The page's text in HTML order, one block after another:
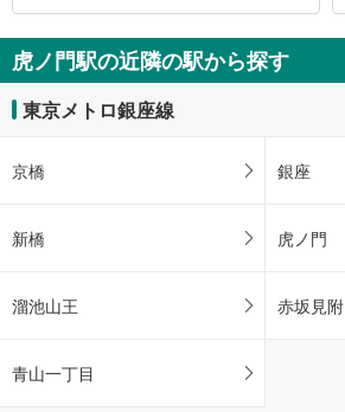
虎ノ門駅の近隣の駅から探す
東京メトロ銀座線
京橋 銀座
新橋 虎ノ門
溜池山王 赤坂見附
青山一丁目